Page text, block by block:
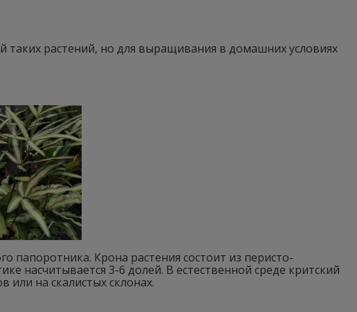
таких растений, но для выращивания в домашних условиях
папоротника. Крона растения состоит из перисто-
насчитывается 3-6 долей. В естественной среде критский
или на скалистых склонах.